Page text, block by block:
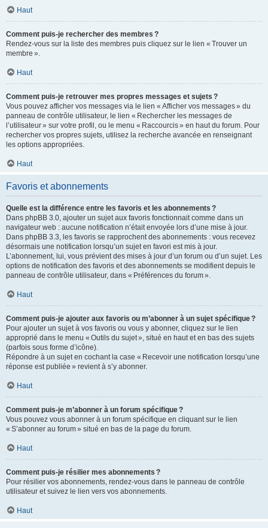
Haut
Comment puis-je rechercher des membres ?
Rendez-vous sur la liste des membres puis cliquez sur le lien « Trouver un
membre ».
Haut
Comment puis-je retrouver mes propres messages et sujets ?
Vous pouvez afficher vos messages via le lien « Afficher vos messages » du
panneau de contrôle utilisateur, le lien « Rechercher les messages de
l’utilisateur » sur votre profil, ou le menu « Raccourcis » en haut du forum. Pour
rechercher vos propres sujets, utilisez la recherche avancée en renseignant
les options appropriées.
Haut
Favoris et abonnements
Quelle est la différence entre les favoris et les abonnements ?
Dans phpBB 3.0, ajouter un sujet aux favoris fonctionnait comme dans un
navigateur web : aucune notification n’était envoyée lors d’une mise à jour.
Dans phpBB 3.3, les favoris se rapprochent des abonnements : vous recevez
désormais une notification lorsqu’un sujet en favori est mis à jour.
L’abonnement, lui, vous prévient des mises à jour d’un forum ou d’un sujet. Les
options de notification des favoris et des abonnements se modifient depuis le
panneau de contrôle utilisateur, dans « Préférences du forum ».
Haut
Comment puis-je ajouter aux favoris ou m’abonner à un sujet spécifique ?
Pour ajouter un sujet à vos favoris ou vous y abonner, cliquez sur le lien
approprié dans le menu « Outils du sujet », situé en haut et en bas des sujets
(parfois sous forme d’icône).
Répondre à un sujet en cochant la case « Recevoir une notification lorsqu’une
réponse est publiée » revient à s’y abonner.
Haut
Comment puis-je m’abonner à un forum spécifique ?
Vous pouvez vous abonner à un forum spécifique en cliquant sur le lien
« S’abonner au forum » situé en bas de la page du forum.
Haut
Comment puis-je résilier mes abonnements ?
Pour résilier vos abonnements, rendez-vous dans le panneau de contrôle
utilisateur et suivez le lien vers vos abonnements.
Haut